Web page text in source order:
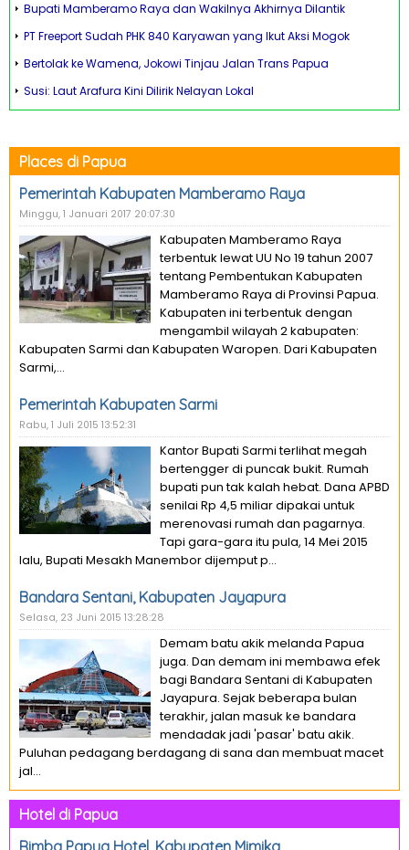
Bupati Mamberamo Raya dan Wakilnya Akhirnya Dilantik
PT Freeport Sudah PHK 840 Karyawan yang Ikut Aksi Mogok
Bertolak ke Wamena, Jokowi Tinjau Jalan Trans Papua
Susi: Laut Arafura Kini Dilirik Nelayan Lokal
Places di Papua
Pemerintah Kabupaten Mamberamo Raya
Minggu, 1 Januari 2017 20:07:30
Kabupaten Mamberamo Raya
terbentuk lewat UU No 19 tahun 2007
tentang Pembentukan Kabupaten
Mamberamo Raya di Provinsi Papua.
Kabupaten ini terbentuk dengan
mengambil wilayah 2 kabupaten:
Kabupaten Sarmi dan Kabupaten Waropen. Dari Kabupaten
Sarmi,...
Pemerintah Kabupaten Sarmi
Rabu, 1 Juli 2015 13:52:31
Kantor Bupati Sarmi terlihat megah
bertengger di puncak bukit. Rumah
bupati pun tak kalah hebat. Dana APBD
senilai Rp 4,5 miliar dipakai untuk
merenovasi rumah dan pagarnya.
Tapi gara-gara itu pula, 14 Mei 2015
lalu, Bupati Mesakh Manembor dijemput p...
Bandara Sentani, Kabupaten Jayapura
Selasa, 23 Juni 2015 13:28:28
Demam batu akik melanda Papua
juga. Dan demam ini membawa efek
bagi Bandara Sentani di Kabupaten
Jayapura. Sejak beberapa bulan
terakhir, jalan masuk ke bandara
mendadak jadi 'pasar' batu akik.
Puluhan pedagang berdagang di sana dan membuat macet
jal...
Hotel di Papua
Rimba Papua Hotel, Kabupaten Mimika